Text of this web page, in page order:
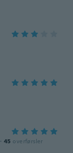
· 45 overførsler